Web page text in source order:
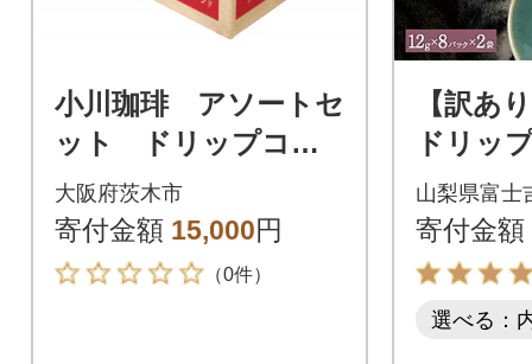
小川珈琲 アソートセ
ット ドリップコー
ヒー50杯分
大阪府茨木市
寄付金額 15,000円
（0件）
【訳あ
ドリッ
ふるさ
保護 さ
猫 TNR
山梨県富士
寄付金額
選べる：